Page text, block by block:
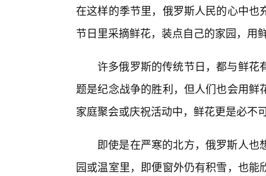
在这样的季节里，俄罗斯人民的心中
节日里采摘鲜花，装点自己的家园，用
许多俄罗斯的传统节日，都与鲜花
题是纪念战争的胜利，但人们也会用
家庭聚会或庆祝活动中，鲜花更是必不
即使是在严寒的北方，俄罗斯人
园或温室里，即便窗外仍有积雪，也